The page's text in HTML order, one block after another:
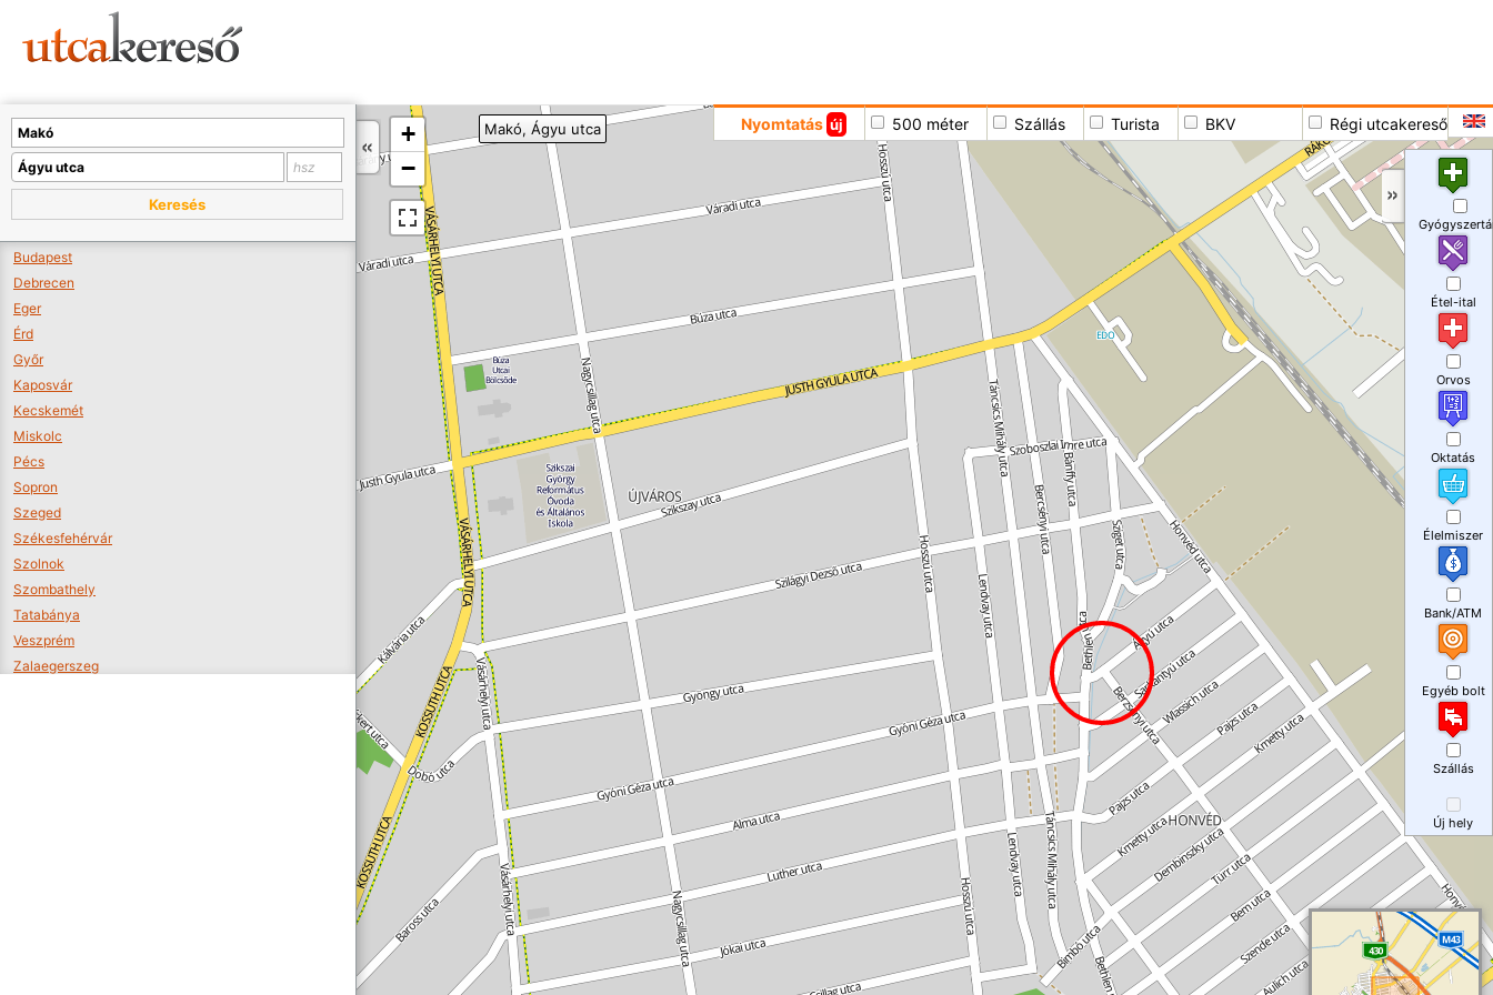
+
−
Nyomtatás új 500 méter Szállás Turista BKV Régi utcakereső
Makó, Ágyu utca
Keresés
Budapest
Debrecen
Eger
Érd
Győr
Kaposvár
Kecskemét
Miskolc
Pécs
Sopron
Szeged
Székesfehérvár
Szolnok
Szombathely
Tatabánya
Veszprém
Zalaegerszeg
Étel-ital
Orvos
Oktatás
Élelmiszer
Bank/ATM
Egyéb bolt
Szállás
Új hely
A térképet kicsinyíteni kell, hogy látszódjanak a boltok.
Boltok látszódjanak >>